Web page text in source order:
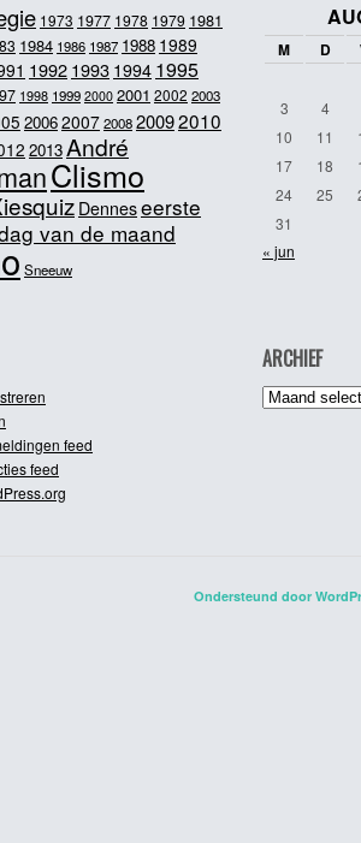
1973 1977 1978 1979 1981
1984 1986 1987 1988 1989
19921993 1994 1995
1998 1999 2000 2001 2002 2003
20062007200820092010
2013André
Clismo
Denneseerste
van de maand
Sneeuw
M D
3
4
10
11
17
18
24
25
31
« jun
feed
feed
ARCHIEF
Archief
Ondersteund door